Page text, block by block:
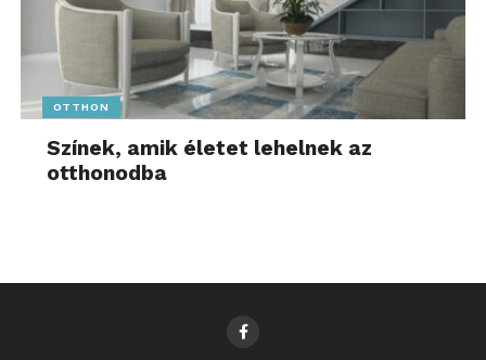
OTTHON
Színek, amik életet lehelnek az
otthonodba